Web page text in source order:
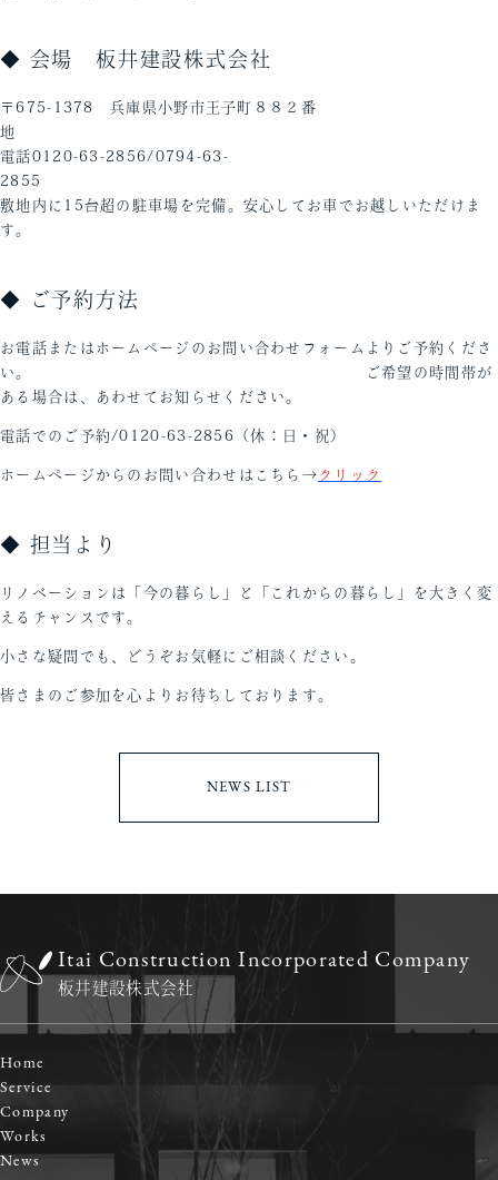
◆ 会場 板井建設株式会社
〒675-1378 兵庫県小野市王子町８８２番
電話0120-63-2856/0794-63-
敷地内に15台超の駐車場を完備。安心してお車でお越しいただけま
す。
◆ ご予約方法
お電話またはホームページのお問い合わせフォームよりご予約くださ
い。 ご希望の時間帯が
ある場合は、あわせてお知らせください。
電話でのご予約/0120-63-2856（休：日・祝）
ホームページからのお問い合わせはこちら→ クリック
◆ 担当より
リノベーションは「今の暮らし」と「これからの暮らし」を大きく変
えるチャンスです。
小さな疑問でも、どうぞお気軽にご相談ください。
皆さまのご参加を心よりお待ちしております。
NEWS LIST
Itai Construction Incorporated Company
板井建設株式会社
Home
Service
Company
Works
News